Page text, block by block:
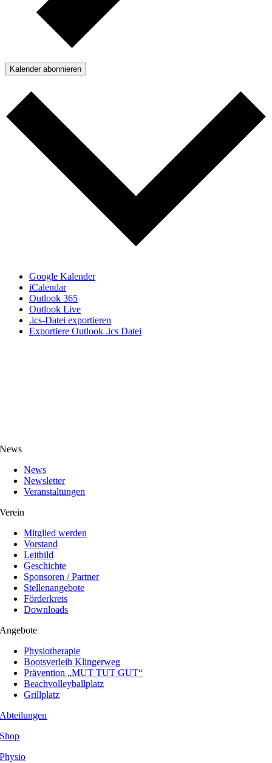
Kalender abonnieren
Google Kalender
iCalendar
Outlook 365
Outlook Live
.ics-Datei exportieren
Exportiere Outlook .ics Datei
News
News
Newsletter
Veranstaltungen
Verein
Mitglied werden
Vorstand
Leitbild
Geschichte
Sponsoren / Partner
Stellenangebote
Förderkreis
Downloads
Angebote
Physiotherapie
Bootsverleih Klingerweg
Prävention „MUT TUT GUT“
Beachvolleyballplatz
Grillplatz
Abteilungen
Shop
Physio